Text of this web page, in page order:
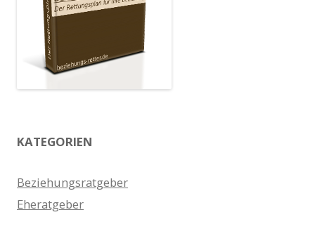
KATEGORIEN
Beziehungsratgeber
Eheratgeber